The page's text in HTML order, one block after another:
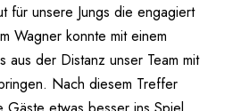
für unsere Jungs die engagiert
Wagner konnte mit einem
aus der Distanz unser Team mit
Nach diesem Treffer